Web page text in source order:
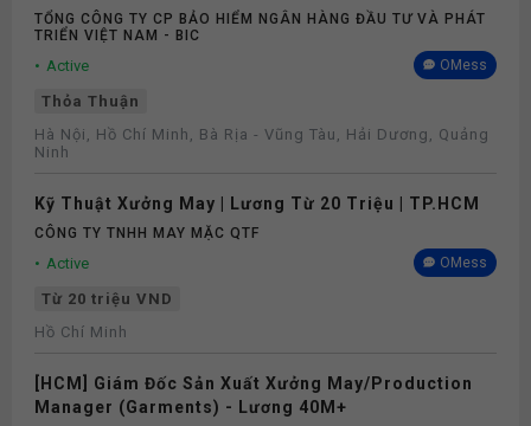
Số
TỔNG CÔNG TY CP BẢO HIỂM NGÂN HÀNG ĐẦU TƯ VÀ PHÁT
TRIỂN VIỆT NAM - BIC
Active OMess
Thỏa Thuận
Hà Nội, Hồ Chí Minh, Bà Rịa - Vũng Tàu, Hải Dương, Quảng
Ninh
Kỹ Thuật Xưởng May | Lương Từ 20 Triệu | TP.HCM
CÔNG TY TNHH MAY MẶC QTF
Active OMess
Từ 20 triệu VND
Hồ Chí Minh
[HCM] Giám Đốc Sản Xuất Xưởng May/Production
Manager (Garments) - Lương 40M+